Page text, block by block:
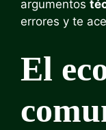
argumentos
errores y te
El